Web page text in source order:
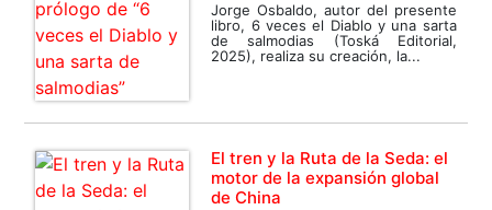
Jorge Osbaldo, autor del presente
libro, 6 veces el Diablo y una sarta
de salmodias (Toská Editorial,
2025), realiza su creación, la...
El tren y la Ruta de la Seda: el
motor de la expansión global
de China